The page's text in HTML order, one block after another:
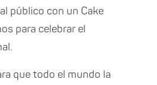
público con un Cake
para celebrar el
que todo el mundo la